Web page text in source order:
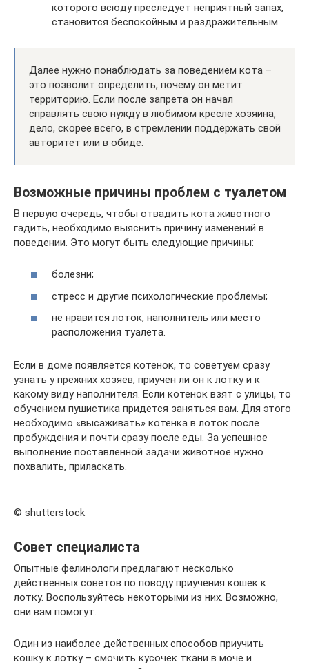
которого всюду преследует неприятный запах,
становится беспокойным и раздражительным.
Далее нужно понаблюдать за поведением кота –
это позволит определить, почему он метит
территорию. Если после запрета он начал
справлять свою нужду в любимом кресле хозяина,
дело, скорее всего, в стремлении поддержать свой
авторитет или в обиде.
Возможные причины проблем с туалетом
В первую очередь, чтобы отвадить кота животного
гадить, необходимо выяснить причину изменений в
поведении. Это могут быть следующие причины:
болезни;
стресс и другие психологические проблемы;
не нравится лоток, наполнитель или место
расположения туалета.
Если в доме появляется котенок, то советуем сразу
узнать у прежних хозяев, приучен ли он к лотку и к
какому виду наполнителя. Если котенок взят с улицы, то
обучением пушистика придется заняться вам. Для этого
необходимо «высаживать» котенка в лоток после
пробуждения и почти сразу после еды. За успешное
выполнение поставленной задачи животное нужно
похвалить, приласкать.
© shutterstock
Совет специалиста
Опытные фелинологи предлагают несколько
действенных советов по поводу приучения кошек к
лотку. Воспользуйтесь некоторыми из них. Возможно,
они вам помогут.
Один из наиболее действенных способов приучить
кошку к лотку – смочить кусочек ткани в моче и